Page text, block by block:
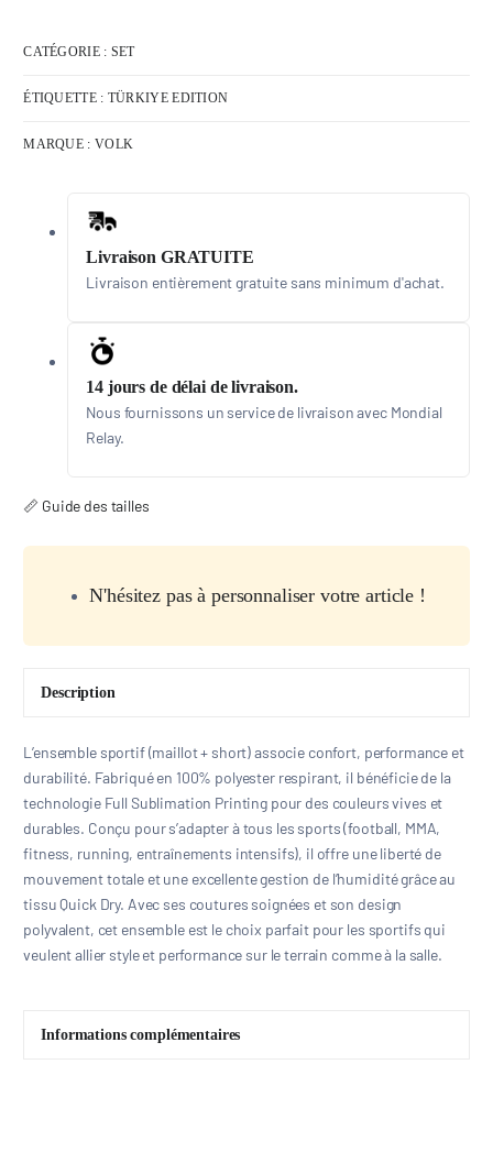
CATÉGORIE : SET
ÉTIQUETTE : TÜRKIYE EDITION
MARQUE : VOLK
Livraison GRATUITE
Livraison entièrement gratuite sans minimum d'achat.
14 jours de délai de livraison.
Nous fournissons un service de livraison avec Mondial
Relay.
📏 Guide des tailles
N'hésitez pas à personnaliser votre article !
Description
L’ensemble sportif (maillot + short) associe confort, performance et
durabilité. Fabriqué en 100% polyester respirant, il bénéficie de la
technologie Full Sublimation Printing pour des couleurs vives et
durables. Conçu pour s’adapter à tous les sports (football, MMA,
fitness, running, entraînements intensifs), il offre une liberté de
mouvement totale et une excellente gestion de l’humidité grâce au
tissu Quick Dry. Avec ses coutures soignées et son design
polyvalent, cet ensemble est le choix parfait pour les sportifs qui
veulent allier style et performance sur le terrain comme à la salle.
Informations complémentaires